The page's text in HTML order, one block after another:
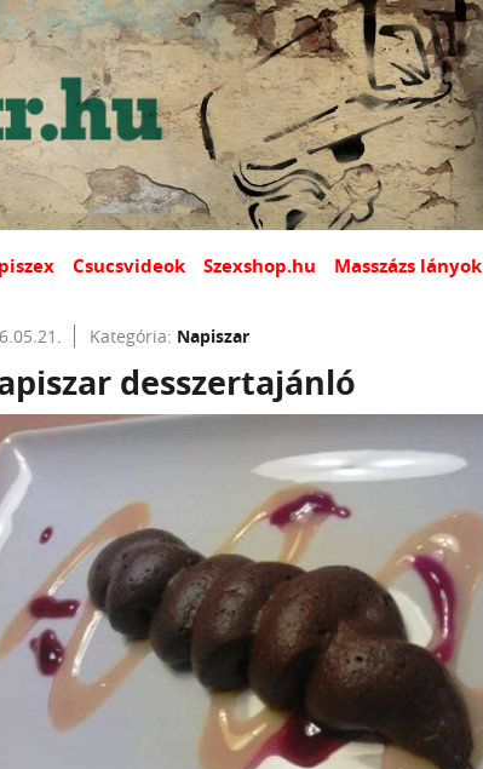
Csucsvideok Szexshop.hu Masszázs lányok
Kategória: Napiszar
desszertajánló